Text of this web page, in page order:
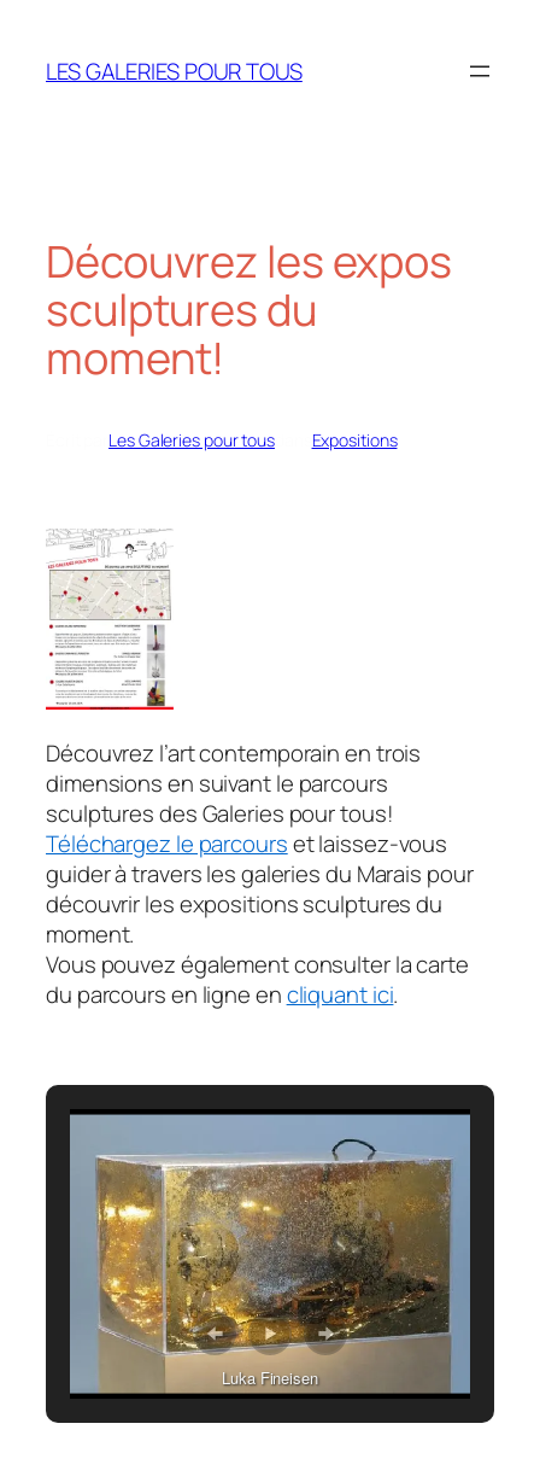
contenu
LES GALERIES POUR TOUS
Découvrez les expos
sculptures du
moment!
Les Galeries pour tousdans Expositions
Découvrez l’art contemporain en trois
dimensions en suivantle parcours
sculptures des Galeries pour tous!
Téléchargez le parcourset laissez-vous
guider à travers les galeries du Marais pour
découvrir les expositions sculptures du
moment.
Vous pouvez également consulter la carte
du parcours en ligne encliquant ici.
Luka Fineisen